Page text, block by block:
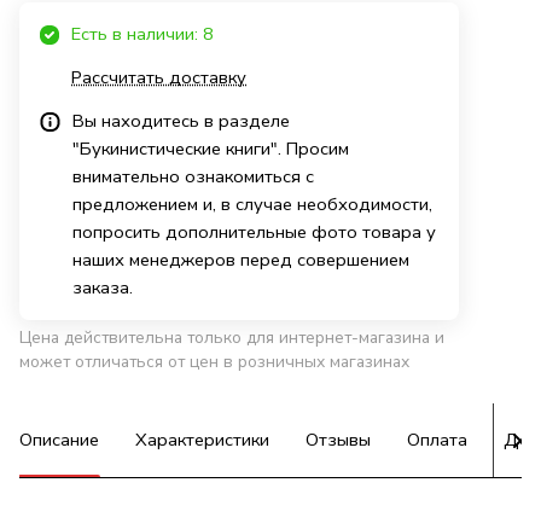
Есть в наличии: 8
Рассчитать доставку
Вы находитесь в разделе
"Букинистические книги". Просим
внимательно ознакомиться с
предложением и, в случае необходимости,
попросить дополнительные фото товара у
наших менеджеров перед совершением
заказа.
Цена действительна только для интернет-магазина и
может отличаться от цен в розничных магазинах
Описание Характеристики Отзывы Оплата